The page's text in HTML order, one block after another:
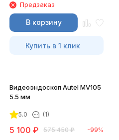
Предзаказ
В корзину
Купить в 1 клик
Видеоэндоскоп Autel MV105
5.5 мм
5.0 (1)
5 100 ₽ 575 450 ₽ -99%